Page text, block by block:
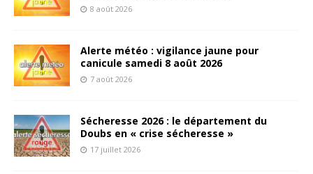
8 août 2026
Alerte météo : vigilance jaune pour
canicule samedi 8 août 2026
7 août 2026
Sécheresse 2026 : le département du
Doubs en « crise sécheresse »
17 juillet 2026